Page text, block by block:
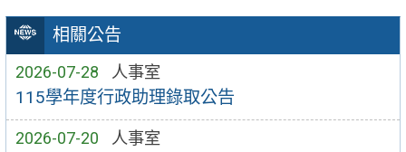
相關公告
2026-07-28 人事室
115學年度行政助理錄取公告
2026-07-20 人事室